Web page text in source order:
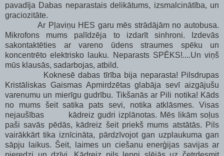
pavadīja Dabas neparastais delikātums, izsmalcinātība, un
graciozitāte.
Ar Pļaviņu HES garu mēs strādājām no autobusa.
Mikrofons mums palīdzēja to izdarīt sinhroni. Izdevās
sakontaktēties ar vareno ūdens straumes spēku un
koncentrēto elektrisko lauku. Neparasts SPĒKS!....Un viņš
mūs klausās, sadarbojas, atbild.
Koknesē dabas tīrība bija neparasta! Pilsdrupas
Kristāliskas Gaismas Apmirdzētas glabāja sevī aizgājušu
varenumu un mierīgu gudrību. Tikšanās ar Pili notika! Kāds
no mums šeit satika pats sevi, notika atklāsmes. Visas
nejaušības kādreiz gudri izplānotas. Mēs likām soļus
paši savās pēdās, kādreiz šeit priekš mums atstātās. Pils
vairākkārt tika iznīcināta, pārdzīvojot gan uzplaukuma gan
sāpju laikus. Šeit, laimes un ciešanu enerģijas savijas ar